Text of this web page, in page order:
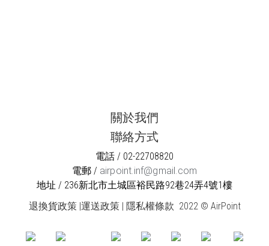
關於我們
聯絡方式
電話 / 02-22708820
電郵 / airpoint.inf@gmail.com
地址 / 236新北市土城區裕民路92巷24弄4號1樓
退換貨政策|運送政策| 隱私權條款 2022 © AirPoint